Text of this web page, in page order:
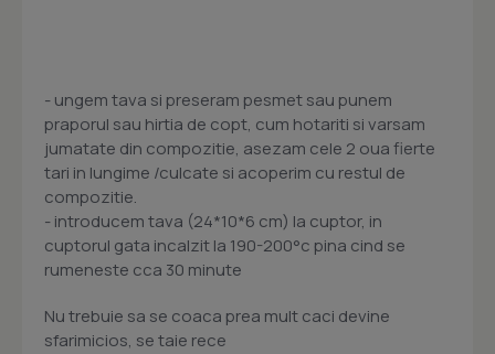
- ungem tava si preseram pesmet sau punem
praporul sau hirtia de copt, cum hotariti si varsam
jumatate din compozitie, asezam cele 2 oua fierte
tari in lungime /culcate si acoperim cu restul de
compozitie.
- introducem tava (24*10*6 cm) la cuptor, in
cuptorul gata incalzit la 190-200°c pina cind se
rumeneste cca 30 minute
Nu trebuie sa se coaca prea mult caci devine
sfarimicios, se taie rece